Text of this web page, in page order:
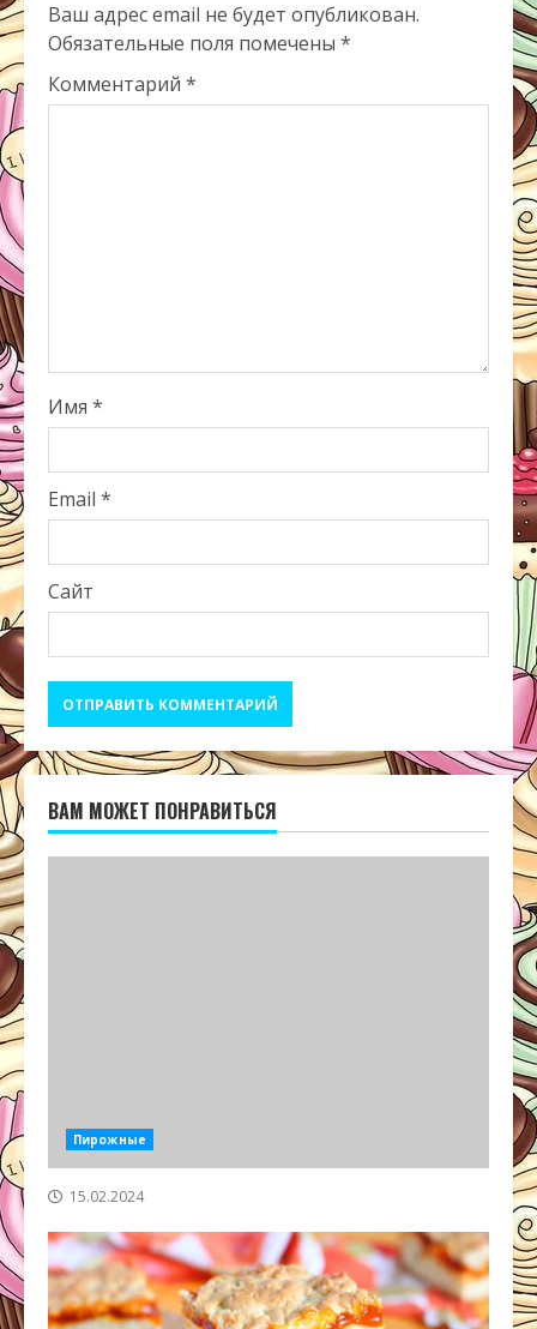
Ваш адрес email не будет опубликован.
Обязательные поля помечены *
Комментарий *
Имя *
Email *
Сайт
ВАМ МОЖЕТ ПОНРАВИТЬСЯ
Пирожные
15.02.2024